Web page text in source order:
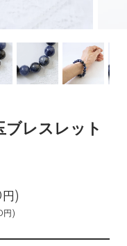
ブレスレット
)
円)